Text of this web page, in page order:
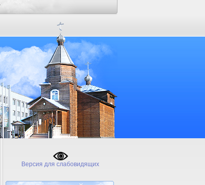
Версия для слабовидящих